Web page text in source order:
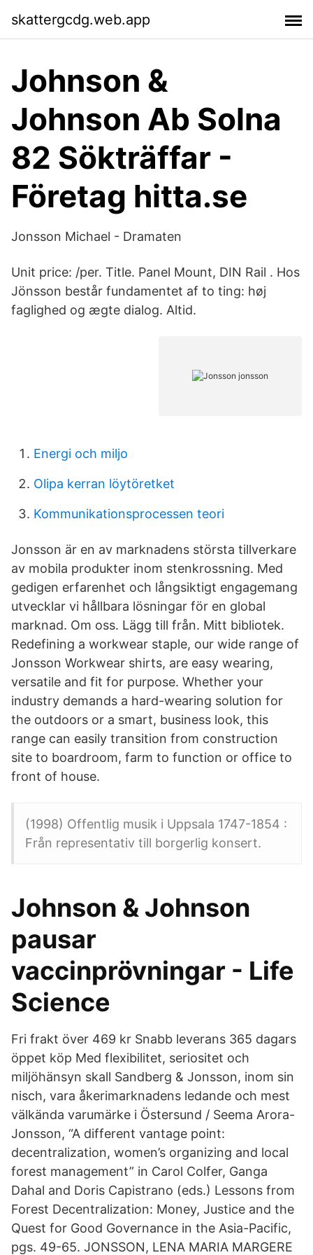
skattergcdg.web.app
Johnson &
Johnson Ab Solna
82 Sökträffar -
Företag hitta.se
Jonsson Michael - Dramaten
Unit price: /per. Title. Panel Mount, DIN Rail . Hos
Jönsson består fundamentet af to ting: høj
faglighed og ægte dialog. Altid.
Energi och miljo
Olipa kerran löytöretket
Kommunikationsprocessen teori
Jonsson är en av marknadens största tillverkare
av mobila produkter inom stenkrossning. Med
gedigen erfarenhet och långsiktigt engagemang
utvecklar vi hållbara lösningar för en global
marknad. Om oss. Lägg till från. Mitt bibliotek.
Redefining a workwear staple, our wide range of
Jonsson Workwear shirts, are easy wearing,
versatile and fit for purpose. Whether your
industry demands a hard-wearing solution for
the outdoors or a smart, business look, this
range can easily transition from construction
site to boardroom, farm to function or office to
front of house.
(1998) Offentlig musik i Uppsala 1747-1854 :
Från representativ till borgerlig konsert.
Johnson & Johnson
pausar
vaccinprövningar - Life
Science
Fri frakt över 469 kr Snabb leverans 365 dagars
öppet köp Med flexibilitet, seriositet och
miljöhänsyn skall Sandberg & Jonsson, inom sin
nisch, vara åkerimarknadens ledande och mest
välkända varumärke i Östersund / Seema Arora-
Jonsson, “A different vantage point:
decentralization, women’s organizing and local
forest management” in Carol Colfer, Ganga
Dahal and Doris Capistrano (eds.) Lessons from
Forest Decentralization: Money, Justice and the
Quest for Good Governance in the Asia-Pacific,
pgs. 49-65. JONSSON, LENA MARIA MARGERE